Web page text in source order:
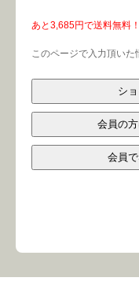
あと3,685円で送料無料！
このページで入力頂いた